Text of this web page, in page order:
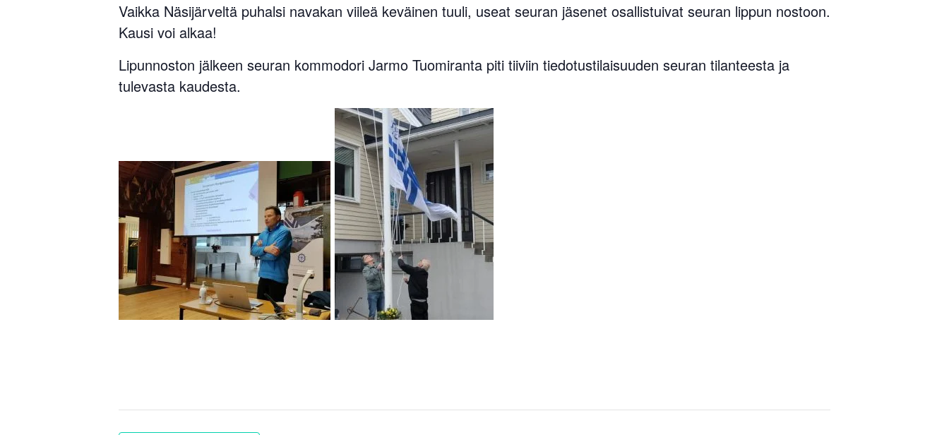
Vaikka Näsijärveltä puhalsi navakan viileä keväinen tuuli, useat seuran jäsenet osallistuivat seuran lippun nostoon.
Kausi voi alkaa!
Lipunnoston jälkeen seuran kommodori Jarmo Tuomiranta piti tiiviin tiedotustilaisuuden seuran tilanteesta ja
tulevasta kaudesta.